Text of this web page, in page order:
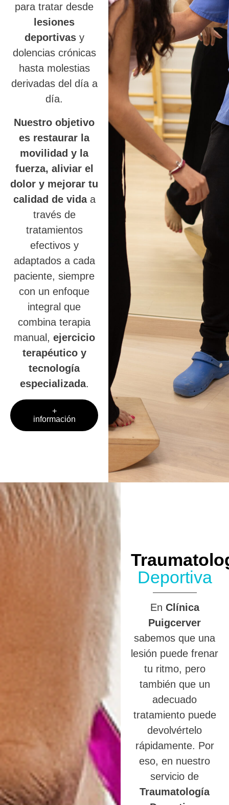
para tratar desde
lesiones
deportivasy
dolencias crónicas
hasta molestias
derivadas del día a
día.
Nuestro objetivo
es restaurar la
movilidad y la
fuerza, aliviar el
dolor y mejorar tu
calidad de vidaa
través de
tratamientos
efectivos y
adaptados a cada
paciente, siempre
con un enfoque
integral que
combina terapia
manual, ejercicio
terapéutico y
tecnología
especializada.
+
información
Deportiva
En Clínica
Puigcerver
sabemos que una
lesión puede frenar
tu ritmo, pero
también que un
adecuado
tratamiento puede
devolvértelo
rápidamente. Por
eso, en nuestro
servicio de
Traumatología